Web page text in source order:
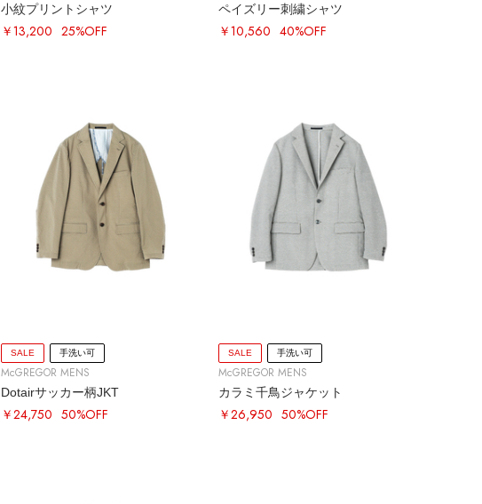
小紋プリントシャツ
￥13,200 25%OFF
ペイズリー刺繍シャツ
￥10,560 40%OFF
SALE 手洗い可
McGREGOR MENS
Dotairサッカー柄JKT
￥24,750 50%OFF
SALE 手洗い可
McGREGOR MENS
カラミ千鳥ジャケット
￥26,950 50%OFF